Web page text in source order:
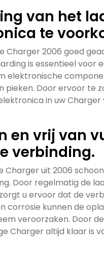
van het
te
2006 goed
is essentieel voor
elektronische
Door ervoor te
in uw
en vrij van
verbinding.
uit 2006
Door regelmatig de
u ervoor dat de
corrosie kunnen de
veroorzaken. Door
Charger altijd klaar is